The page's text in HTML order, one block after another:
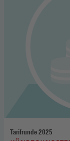
Tarifrunde 2025